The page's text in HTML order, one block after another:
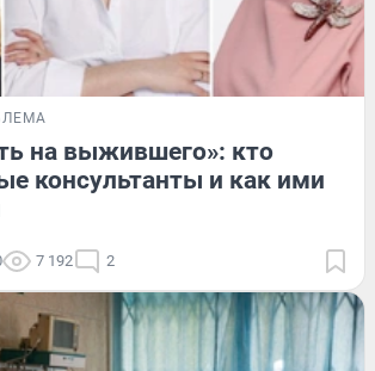
на выжившего»: кто
консультанты и как ими
7 192 2